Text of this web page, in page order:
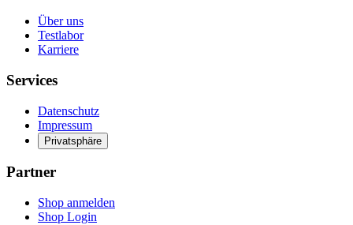
Über uns
Testlabor
Karriere
Services
Datenschutz
Impressum
Privatsphäre
Partner
Shop anmelden
Shop Login